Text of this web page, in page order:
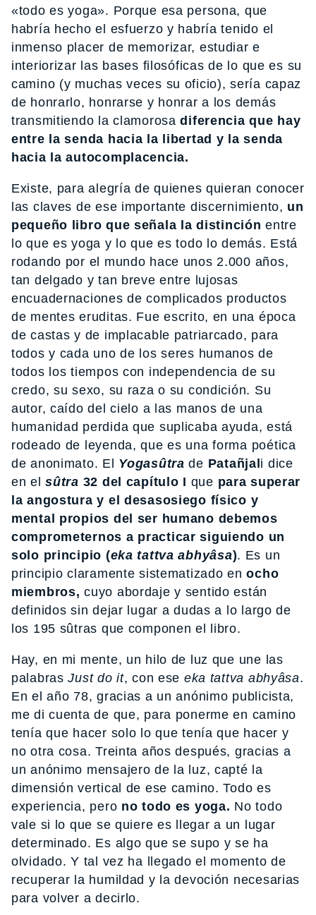
«todo es yoga». Porque esa persona, que
habría hecho el esfuerzo y habría tenido el
inmenso placer de memorizar, estudiar e
interiorizar las bases filosóficas de lo que es su
camino (y muchas veces su oficio), sería capaz
de honrarlo, honrarse y honrar a los demás
transmitiendo la clamorosadiferencia que hay
entre la senda hacia la libertad y la senda
hacia la autocomplacencia.
Existe, para alegría de quienes quieran conocer
las claves de ese importante discernimiento, un
pequeño libro que señala la distinción entre
lo que es yoga y lo que es todo lo demás. Está
rodando por el mundo hace unos 2.000 años,
tan delgado y tan breve entre lujosas
encuadernaciones de complicados productos
de mentes eruditas. Fue escrito, en una época
de castas y de implacable patriarcado, para
todos y cada uno de los seres humanos de
todos los tiempos con independencia de su
credo, su sexo, su raza o su condición. Su
autor, caído del cielo a las manos de una
humanidad perdida que suplicaba ayuda, está
rodeado de leyenda, que es una forma poética
de anonimato. El Yogasûtra de Patañjali dice
en elsûtra 32 del capítulo I que para superar
la angostura y el desasosiego físico y
mental propios del ser humano debemos
comprometernos a practicar siguiendo un
solo principio (eka tattva abhyâsa). Es un
principio claramente sistematizado enocho
miembros, cuyo abordaje y sentido están
definidos sin dejar lugar a dudas a lo largo de
los 195 sûtras que componen el libro.
Hay, en mi mente, un hilo de luz que une las
palabrasJust do it, con ese eka tattva abhyâsa.
En el año 78, gracias a un anónimo publicista,
me di cuenta de que, para ponerme en camino
tenía que hacer solo lo que tenía que hacer y
no otra cosa. Treinta años después, gracias a
un anónimo mensajero de la luz, capté la
dimensión vertical de ese camino. Todo es
experiencia, pero no todo es yoga. No todo
vale si lo que se quiere es llegar a un lugar
determinado. Es algo que se supo y se ha
olvidado. Y tal vez ha llegado el momento de
recuperar la humildad y la devoción necesarias
para volver a decirlo.